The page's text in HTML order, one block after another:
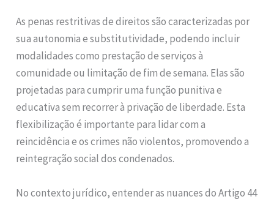
As penas restritivas de direitos são caracterizadas por
sua autonomia e substitutividade, podendo incluir
modalidades como prestação de serviços à
comunidade ou limitação de fim de semana. Elas são
projetadas para cumprir uma função punitiva e
educativa sem recorrer à privação de liberdade. Esta
flexibilização é importante para lidar com a
reincidência e os crimes não violentos, promovendo a
reintegração social dos condenados.
No contexto jurídico, entender as nuances do Artigo 44